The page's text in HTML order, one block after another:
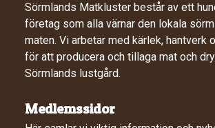
Sörmlands Matkluster består av ett
företag som alla värnar den lokala
maten. Vi arbetar med kärlek, hantverk
för att producera och tillaga mat och
Sörmlands lustgård.
Medlemssidor